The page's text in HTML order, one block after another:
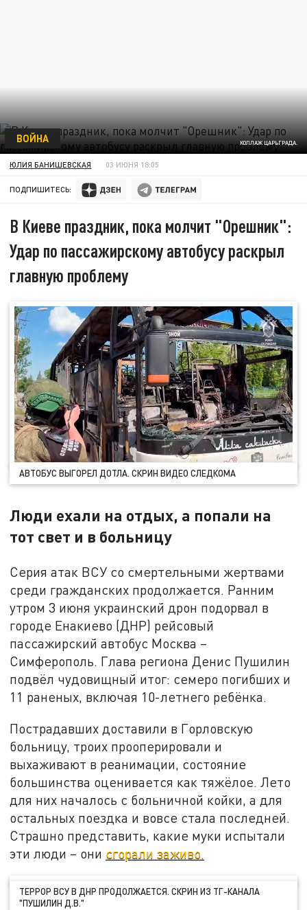
КОЛЛАЖ ЦАРЬГРАДА.
ВОЙНА
ЮЛИЯ БАНИШЕВСКАЯ 03 ИЮНЯ 18:05
ПОДПИШИТЕСЬ:
В Киеве праздник, пока молчит "Орешник":
Удар по пассажирскому автобусу раскрыл
главную проблему
АВТОБУС ВЫГОРЕЛ ДОТЛА. СКРИН ВИДЕО СЛЕДКОМА
Люди ехали на отдых, а попали на
тот свет и в больницу
Серия атак ВСУ со смертельными жертвами
среди гражданских продолжается. Ранним
утром 3 июня украинский дрон подорвал в
городе Енакиево (ДНР) рейсовый
пассажирский автобус Москва –
Симферополь. Глава региона Денис Пушилин
подвёл чудовищный итог: семеро погибших и
11 раненых, включая 10-летнего ребёнка.
Пострадавших доставили в Горловскую
больницу, троих прооперировали и
выхаживают в реанимации, состояние
большинства оценивается как тяжёлое. Лето
для них началось с больничной койки, а для
остальных поездка и вовсе стала последней.
Страшно представить, какие муки испытали
эти люди – они сгорали заживо.
ТЕРРОР ВСУ В ДНР ПРОДОЛЖАЕТСЯ. СКРИН ИЗ ТГ-КАНАЛА
"ПУШИЛИН Д.В."